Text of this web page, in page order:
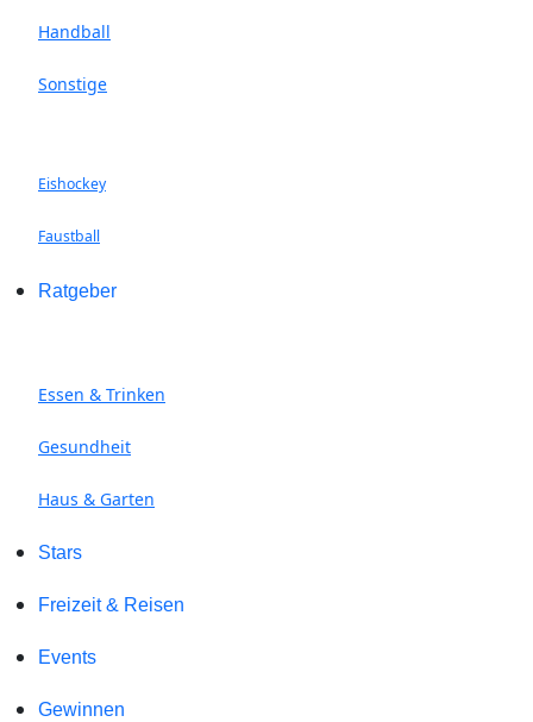
Handball
Sonstige
Eishockey
Faustball
Ratgeber
Essen & Trinken
Gesundheit
Haus & Garten
Stars
Freizeit & Reisen
Events
Gewinnen